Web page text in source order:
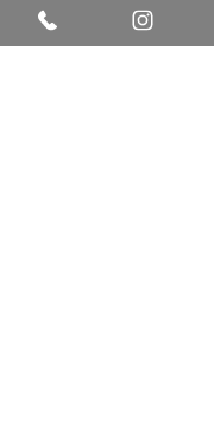
👖
レディース系のハイ